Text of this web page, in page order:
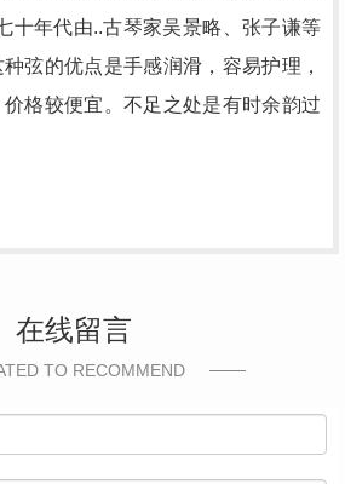
十年代由..古琴家吴景略、张子谦等
弦的优点是手感润滑，容易护理，
格较便宜。不足之处是有时余韵过
在线留言
TO RECOMMEND